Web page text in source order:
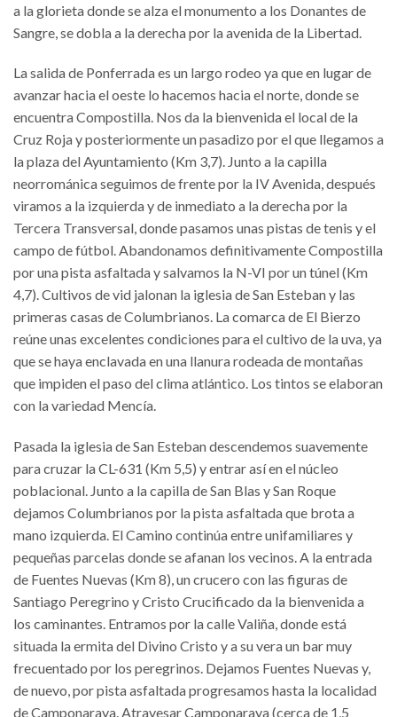
a la glorieta donde se alza el monumento a los Donantes de
Sangre, se dobla a la derecha por la avenida de la Libertad.
La salida de Ponferrada es un largo rodeo ya que en lugar de
avanzar hacia el oeste lo hacemos hacia el norte, donde se
encuentra Compostilla. Nos da la bienvenida el local de la
Cruz Roja y posteriormente un pasadizo por el que llegamos a
la plaza del Ayuntamiento (Km 3,7). Junto a la capilla
neorrománica seguimos de frente por la IV Avenida, después
viramos a la izquierda y de inmediato a la derecha por la
Tercera Transversal, donde pasamos unas pistas de tenis y el
campo de fútbol. Abandonamos definitivamente Compostilla
por una pista asfaltada y salvamos la N-VI por un túnel (Km
4,7). Cultivos de vid jalonan la iglesia de San Esteban y las
primeras casas de Columbrianos. La comarca de El Bierzo
reúne unas excelentes condiciones para el cultivo de la uva, ya
que se haya enclavada en una llanura rodeada de montañas
que impiden el paso del clima atlántico. Los tintos se elaboran
con la variedad Mencía.
Pasada la iglesia de San Esteban descendemos suavemente
para cruzar la CL-631 (Km 5,5) y entrar así en el núcleo
poblacional. Junto a la capilla de San Blas y San Roque
dejamos Columbrianos por la pista asfaltada que brota a
mano izquierda. El Camino continúa entre unifamiliares y
pequeñas parcelas donde se afanan los vecinos. A la entrada
de Fuentes Nuevas (Km 8), un crucero con las figuras de
Santiago Peregrino y Cristo Crucificado da la bienvenida a
los caminantes. Entramos por la calle Valiña, donde está
situada la ermita del Divino Cristo y a su vera un bar muy
frecuentado por los peregrinos. Dejamos Fuentes Nuevas y,
de nuevo, por pista asfaltada progresamos hasta la localidad
de Camponaraya. Atravesar Camponaraya (cerca de 1,5